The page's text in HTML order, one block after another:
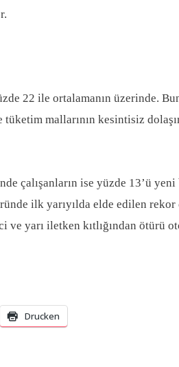
22 ile ortalamanın üzerinde.
mallarının kesintisiz
çalışanların ise yüzde 13’ü
ilk yarıyılda elde edilen
yarı iletken kıtlığından ötürü
Drucken